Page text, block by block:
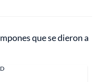
que se dieron a